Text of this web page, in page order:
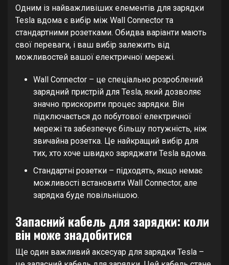
Одним із найважливіших елементів для зарядки
Tesla вдома є вибір між Wall Connector та
стандартними розетками. Обидва варіанти мають
свої переваги, і ваш вибір залежить від
можливостей вашої електричної мережі.
Wall Connector – це спеціально розроблений
зарядний пристрій для Tesla, який дозволяє
значно прискорити процес зарядки. Він
підключається до побутової електричної
мережі та забезпечує більшу потужність, ніж
звичайна розетка. Це найкращий вибір для
тих, хто хоче швидко заряджати Tesla вдома.
Стандартні розетки – підходять, якщо немає
можливості встановити Wall Connector, але
зарядка буде повільнішою.
Запасний кабель для зарядки: коли
він може знадобитися
Ще один важливий аксесуар для зарядки Tesla –